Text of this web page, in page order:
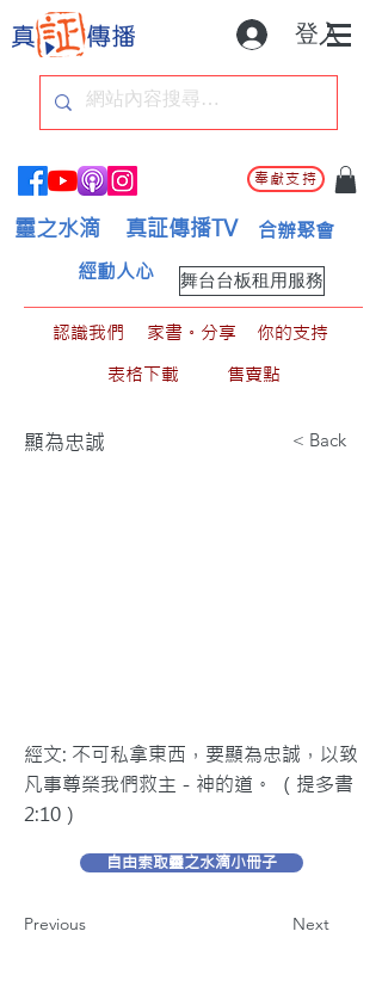
登入
奉獻支持
靈之水滴 真証傳播TV 合辦聚會
舞台台板租用服務
經動人心
認識我們 家書。分享
你的支持
表格下載
售賣點
顯為忠誠 < Back
經文: 不可私拿東西，要顯為忠誠，以致
凡事尊榮我們救主－神的道。 （提多書
2:10）
自由索取靈之水滴小冊子
Previous Next